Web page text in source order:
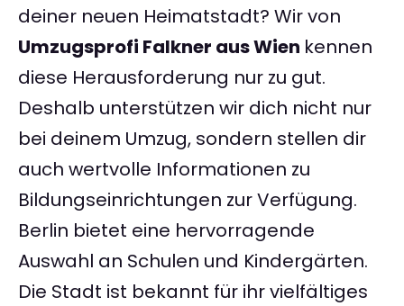
deiner neuen Heimatstadt? Wir von
Umzugsprofi Falkner aus Wien kennen
diese Herausforderung nur zu gut.
Deshalb unterstützen wir dich nicht nur
bei deinem Umzug, sondern stellen dir
auch wertvolle Informationen zu
Bildungseinrichtungen zur Verfügung.
Berlin bietet eine hervorragende
Auswahl an Schulen und Kindergärten.
Die Stadt ist bekannt für ihr vielfältiges